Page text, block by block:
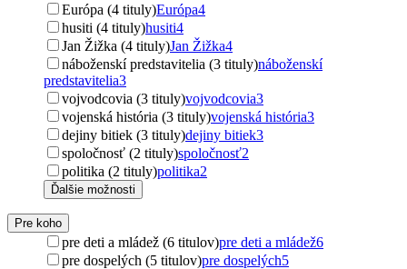
Európa (4 tituly)Európa4
husiti (4 tituly)husiti4
Jan Žižka (4 tituly)Jan Žižka4
náboženskí predstavitelia (3 tituly)náboženskí
predstavitelia3
vojvodcovia (3 tituly)vojvodcovia3
vojenská história (3 tituly)vojenská história3
dejiny bitiek (3 tituly)dejiny bitiek3
spoločnosť (2 tituly)spoločnosť2
politika (2 tituly)politika2
Ďalšie možnosti
Pre koho
pre deti a mládež (6 titulov)pre deti a mládež6
pre dospelých (5 titulov)pre dospelých5